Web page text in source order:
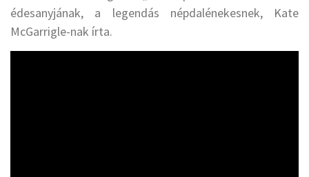
édesanyjának, a legendás népdalénekesnek, Kate
McGarrigle-nak írta.